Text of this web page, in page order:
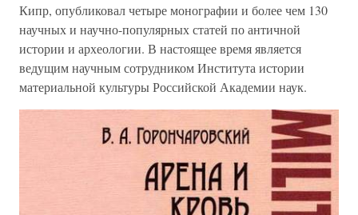
Кипр, опубликовал четыре монографии и более чем 130
научных и научно-популярных статей по античной
истории и археологии. В настоящее время является
ведущим научным сотрудником Института истории
материальной культуры Российской Академии наук.